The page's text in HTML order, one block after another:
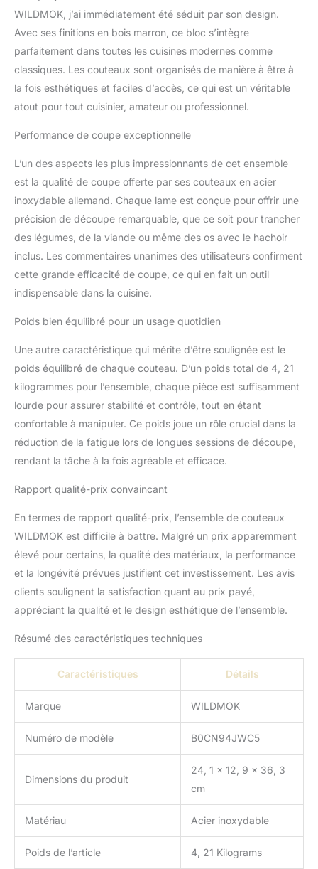
de 20,5 cm, un couteau
à pain 20,5 cm, une
hachoir à os de 17,9 cm,
un acier à hone-shone
professionnel, des
ciseaux de cuisine
amovibles et un bloc de
couteau en bois Acacia.
PRÉMIUM】 L'ensemble
inoxydable
X50CRMOV15 à 56-58
dureté Rockwell Assurer
une résistance extrême,
une durabilité et une
résistance aux taches, la
corrosion, la rouille.
【Lame tranchante du
à la main à 15 ° d'un
lisse, professionnelle et
au fini satiné, vante de
coupe de précision et est
finement perfectionné
pour une netteté durable.
【Poignée ergonomique
et soins faciles】 Les
couteaux se sont fixés
avec une poignée
permet une poignée
durable et confortable et
réduire la tension du
poignet. La poignée en
bois fournit le bon
équilibre entre le poids et
le beau, les mains
mouillées ne sont pas
faciles à éliminer.
Wildmok】 Assurer des
produits de haute qualité
absolue. Nous nous
engageons à fournir une
excellence à nos clients.
Dans le rare cas où vous
problèmes de qualité lors
de l'ouverture du colis et
de la réception de votre
ravis d'un remplacement.
Votre satisfaction est
notre plus grande
WILDMOK, j’ai immédiatement été séduit par son design.
Avec ses finitions en bois marron, ce bloc s’intègre
parfaitement dans toutes les cuisines modernes comme
classiques. Les couteaux sont organisés de manière à être à
la fois esthétiques et faciles d’accès, ce qui est un véritable
atout pour tout cuisinier, amateur ou professionnel.
Performance de coupe exceptionnelle
L’un des aspects les plus impressionnants de cet ensemble
est la qualité de coupe offerte par ses couteaux en acier
inoxydable allemand. Chaque lame est conçue pour offrir une
précision de découpe remarquable, que ce soit pour trancher
des légumes, de la viande ou même des os avec le hachoir
inclus. Les commentaires unanimes des utilisateurs confirment
cette grande efficacité de coupe, ce qui en fait un outil
indispensable dans la cuisine.
Poids bien équilibré pour un usage quotidien
Une autre caractéristique qui mérite d’être soulignée est le
poids équilibré de chaque couteau. D’un poids total de 4, 21
kilogrammes pour l’ensemble, chaque pièce est suffisamment
lourde pour assurer stabilité et contrôle, tout en étant
confortable à manipuler. Ce poids joue un rôle crucial dans la
réduction de la fatigue lors de longues sessions de découpe,
rendant la tâche à la fois agréable et efficace.
Rapport qualité-prix convaincant
En termes de rapport qualité-prix, l’ensemble de couteaux
WILDMOK est difficile à battre. Malgré un prix apparemment
élevé pour certains, la qualité des matériaux, la performance
et la longévité prévues justifient cet investissement. Les avis
clients soulignent la satisfaction quant au prix payé,
appréciant la qualité et le design esthétique de l’ensemble.
Résumé des caractéristiques techniques
Caractéristiques Détails
Marque WILDMOK
Numéro de modèle B0CN94JWC5
Dimensions du produit
24, 1 x 12, 9 x 36, 3
cm
Matériau Acier inoxydable
Poids de l’article 4, 21 Kilograms